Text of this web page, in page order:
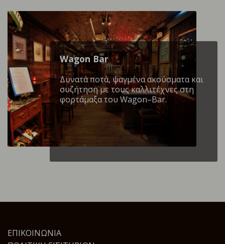
Wagon Βar
Δυνατά ποτά, ψαγμένα ακούσματα και
συζήτηση με τους καλλιτέχνες στη
φορτάμαξα του Wagon–Bar.
ΕΠΙΚΟΙΝΩΝΊΑ